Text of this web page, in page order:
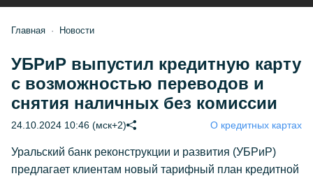
Главная Новости
УБРиР выпустил кредитную карту
с возможностью переводов и
снятия наличных без комиссии
24.10.2024 10:46 (мск+2) О кредитных картах
Уральский банк реконструкции и развития (УБРиР)
предлагает клиентам новый тарифный план кредитной